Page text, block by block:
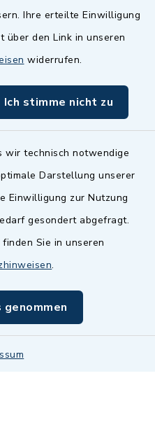
Ihre erteilte Einwilligung
über den Link in unseren
widerrufen.
Ich stimme nicht zu
wir technisch notwendige
Darstellung unserer
Einwilligung zur Nutzung
gesondert abgefragt.
Sie in unseren
.
genommen